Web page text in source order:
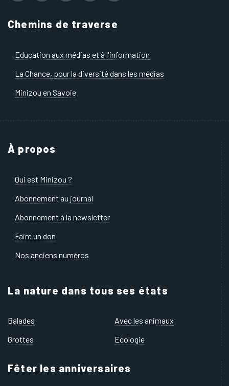
Chemins de traverse
Education aux médias et à l'information
La Chance, pour la diversité dans les médias
Minizou en Savoie
À propos
Qui est Minizou ?
Abonnement au journal
Abonnement à la newsletter
Faire un don
Nos anciens numéros
La nature dans tous ses états
Balades
Avec les animaux
Grottes
Ecologie
Fêter les anniversaires